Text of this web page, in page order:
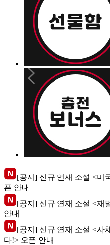
[공지] 신규 연재 소설 <미
픈 안내
[공지] 신규 연재 소설 <재
안내
[공지] 신규 연재 소설 <사
다!> 오픈 안내